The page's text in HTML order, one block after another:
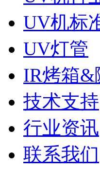
UV机标
UV灯管
IR烤箱&
技术支持
行业资讯
联系我们